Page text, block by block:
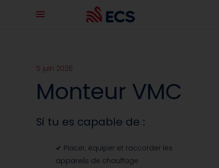
5 juin 2026
Monteur VMC
Si tu es capable de :
✔ Placer, équiper et raccorder les
appareils de chauffage